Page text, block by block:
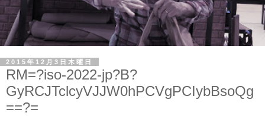
2015年12月3日木曜日
RM=?iso-2022-jp?B?
GyRCJTclcyVJJW0hPCVgPCIybBsoQg
==?=